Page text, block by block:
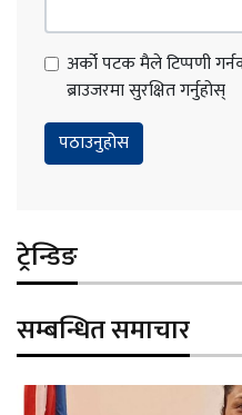
अर्को पटक मैले टिप्पणी
ब्राउजरमा सुरक्षित गर्नुहोस्
ट्रेन्डिङ
सम्बन्धित समाचार